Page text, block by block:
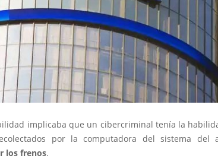
implicaba que un cibercriminal tenía la
por la computadora del sistema del
los frenos.